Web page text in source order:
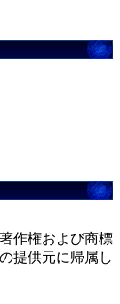
作権および商標
提供元に帰属し